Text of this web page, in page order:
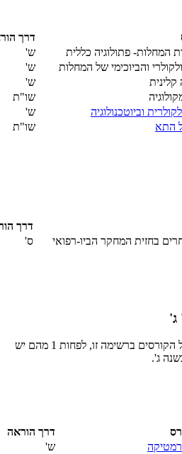
דרך
המחלות- פתולוגיה כללית
ש'
והביוכימי של המחלות
ש'
קלינית
ש'
שו"ת
וביוטכנולוגיה
ש'
התא שו"ת
דרך
בחזית המחקר הביו-רפואי ס'
ג'
חובה ללמוד ולהצליח בכל הקורסים ברשימה זו, לפחות 1 מהם יש
ג'.
דרך הוראה
ש'